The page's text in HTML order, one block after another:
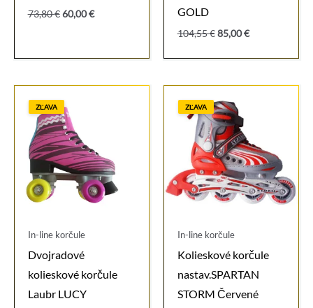
73,80€ Pôvodná
60,00€Aktuálna
GOLD
104,55€ Pôvodná
bola:
85,00€Aktuálna
je:
ZĽAVA
In-line korčule
Dvojradové
kolieskové korčule
Laubr LUCY
ZĽAVA
In-line korčule
Kolieskové korčule
nastav.SPARTAN
STORM Červené